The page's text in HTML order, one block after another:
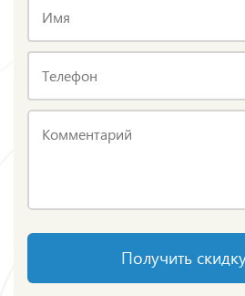
Имя
Телефон
Комментарий
Получить